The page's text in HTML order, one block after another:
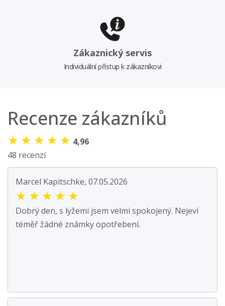
Zákaznický servis
Individuální přístup k zákazníkovi
Recenze zákazníků
★ ★ ★ ★ ★ 4,96
48 recenzí
Marcel Kapitschke, 07.05.2026
★ ★ ★ ★ ★
Dobrý den, s lyžemi jsem velmi spokojený. Nejeví
téměř žádné známky opotřebení.